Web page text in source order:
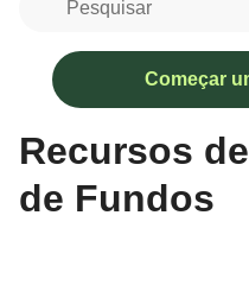
Começar
Recursos
de Fundos